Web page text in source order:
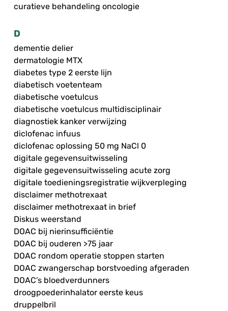
curatieve behandeling oncologie
D
dementie delier
dermatologie MTX
diabetes type 2 eerste lijn
diabetisch voetenteam
diabetische voetulcus
diabetische voetulcus multidisciplinair
diagnostiek kanker verwijzing
diclofenac infuus
diclofenac oplossing 50 mg NaCl 0
digitale gegevensuitwisseling
digitale gegevensuitwisseling acute zorg
digitale toedieningsregistratie wijkverpleging
disclaimer methotrexaat
disclaimer methotrexaat in brief
Diskus weerstand
DOAC bij nierinsufficiëntie
DOAC bij ouderen >75 jaar
DOAC rondom operatie stoppen starten
DOAC zwangerschap borstvoeding afgeraden
DOAC’s bloedverdunners
droogpoederinhalator eerste keus
druppelbril